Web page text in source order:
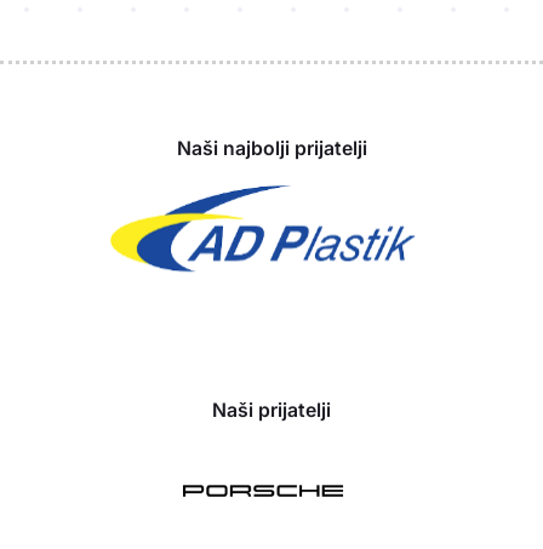
Naši najbolji prijatelji
Naši prijatelji